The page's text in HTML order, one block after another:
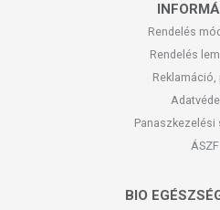
Rendelés
Rendelés
Reklamáció,
Panaszkezelési
ÁSZF
BIO